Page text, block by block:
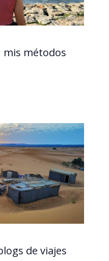
mis métodos
de viajes